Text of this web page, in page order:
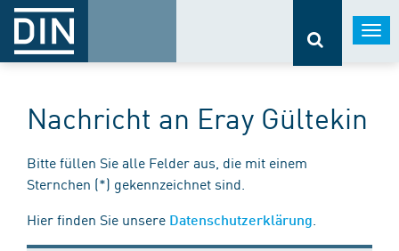
Nachricht an Eray Gültekin
Bitte füllen Sie alle Felder aus, die mit einem
Sternchen (*) gekennzeichnet sind.
Hier finden Sie unsere Datenschutzerklärung